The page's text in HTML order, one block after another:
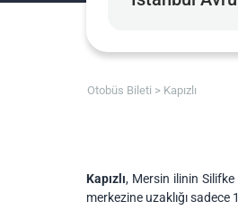
Otobüs Bileti Kapızlı
Kapızlı, Mersin ilinin
merkezine uzaklığı